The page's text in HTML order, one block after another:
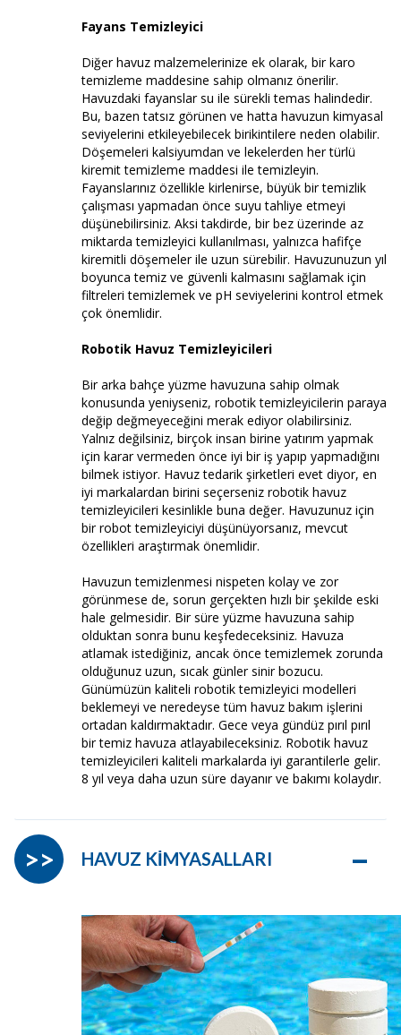
Fayans Temizleyici
Diğer havuz malzemelerinize ek olarak, bir karo
temizleme maddesine sahip olmanız önerilir.
Havuzdaki fayanslar su ile sürekli temas halindedir.
Bu, bazen tatsız görünen ve hatta havuzun kimyasal
seviyelerini etkileyebilecek birikintilere neden olabilir.
Döşemeleri kalsiyumdan ve lekelerden her türlü
kiremit temizleme maddesi ile temizleyin.
Fayanslarınız özellikle kirlenirse, büyük bir temizlik
çalışması yapmadan önce suyu tahliye etmeyi
düşünebilirsiniz. Aksi takdirde, bir bez üzerinde az
miktarda temizleyici kullanılması, yalnızca hafifçe
kiremitli döşemeler ile uzun sürebilir. Havuzunuzun yıl
boyunca temiz ve güvenli kalmasını sağlamak için
filtreleri temizlemek ve pH seviyelerini kontrol etmek
çok önemlidir.
Robotik Havuz Temizleyicileri
Bir arka bahçe yüzme havuzuna sahip olmak
konusunda yeniyseniz, robotik temizleyicilerin paraya
değip değmeyeceğini merak ediyor olabilirsiniz.
Yalnız değilsiniz, birçok insan birine yatırım yapmak
için karar vermeden önce iyi bir iş yapıp yapmadığını
bilmek istiyor. Havuz tedarik şirketleri evet diyor, en
iyi markalardan birini seçerseniz robotik havuz
temizleyicileri kesinlikle buna değer. Havuzunuz için
bir robot temizleyiciyi düşünüyorsanız, mevcut
özellikleri araştırmak önemlidir.
Havuzun temizlenmesi nispeten kolay ve zor
görünmese de, sorun gerçekten hızlı bir şekilde eski
hale gelmesidir. Bir süre yüzme havuzuna sahip
olduktan sonra bunu keşfedeceksiniz. Havuza
atlamak istediğiniz, ancak önce temizlemek zorunda
olduğunuz uzun, sıcak günler sinir bozucu.
Günümüzün kaliteli robotik temizleyici modelleri
beklemeyi ve neredeyse tüm havuz bakım işlerini
ortadan kaldırmaktadır. Gece veya gündüz pırıl pırıl
bir temiz havuza atlayabileceksiniz. Robotik havuz
temizleyicileri kaliteli markalarda iyi garantilerle gelir.
8 yıl veya daha uzun süre dayanır ve bakımı kolaydır.
HAVUZ KİMYASALLARI –
>>